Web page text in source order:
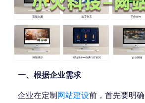
一、根据企业需求
企业在定制 网站建设前，首先要明